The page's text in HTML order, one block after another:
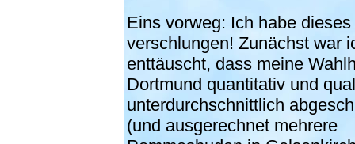
Eins vorweg: Ich habe
verschlungen! Zunächst war
enttäuscht, dass meine
Dortmund quantitativ und
unterdurchschnittlich
(und ausgerechnet mehrere